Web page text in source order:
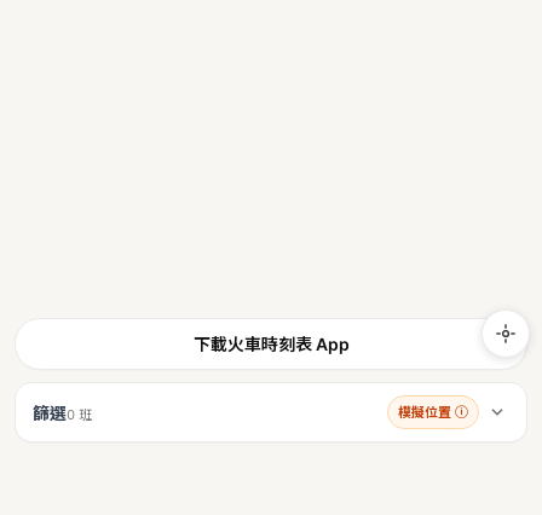
下載火車時刻表 App
篩選0 班 模擬位置 ⓘ